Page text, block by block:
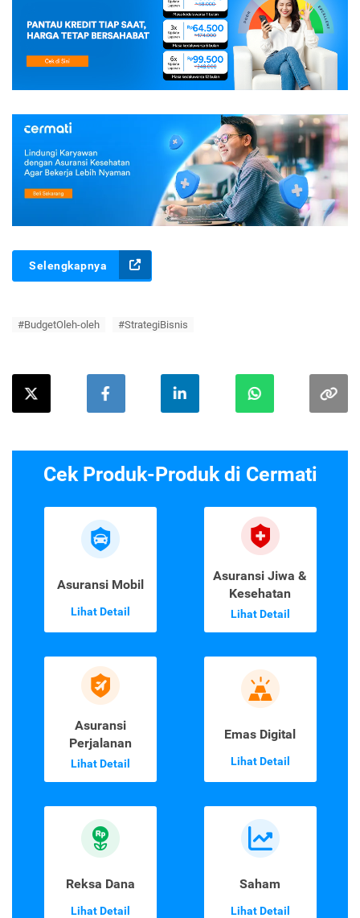
Selengkapnya
#BudgetOleh-oleh #StrategiBisnis
Cek Produk-Produk di Cermati
Asuransi Mobil
Lihat Detail
Asuransi Jiwa &
Kesehatan
Lihat Detail
Asuransi
Perjalanan
Lihat Detail
Emas Digital
Lihat Detail
Reksa Dana
Lihat Detail
Saham
Lihat Detail